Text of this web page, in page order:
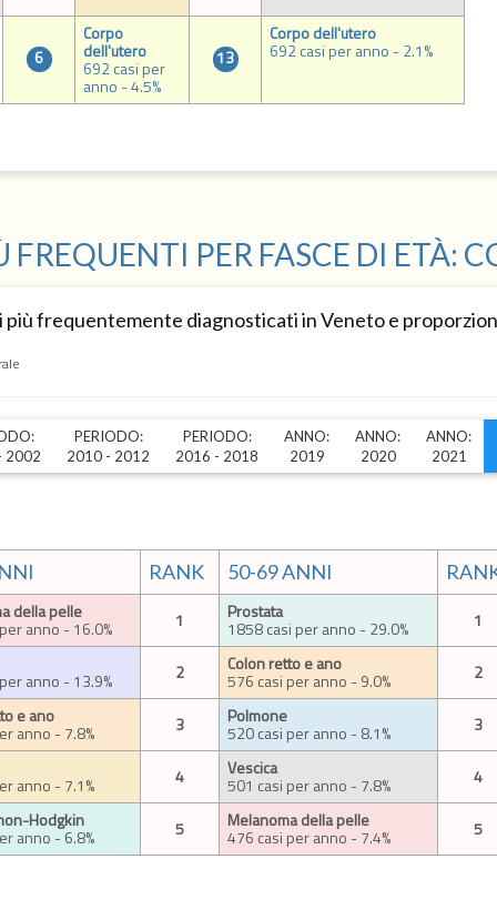
6
Corpo
dell'utero
692 casi per
anno - 4.5%
13
Corpo dell'utero
692 casi per anno - 2.1%
PER FASCE DI ETÀ:
più frequentemente diagnosticati in Veneto e
2002
PERIODO:
2010 - 2012
PERIODO:
2016 - 2018
ANNO:
2019
ANNO:
2020
ANNO:
2021
RANK 50-69 ANNI
della pelle
anno - 16.0% 1 Prostata
1858 casi per anno - 29.0% 1
anno - 13.9% 2 Colon retto e ano
576 casi per anno - 9.0%
2
e ano
anno - 7.8% 3 Polmone
520 casi per anno - 8.1% 3
anno - 7.1% 4 Vescica
501 casi per anno - 7.8%
4
Hodgkin
anno - 6.8% 5 Melanoma della pelle
476 casi per anno - 7.4% 5